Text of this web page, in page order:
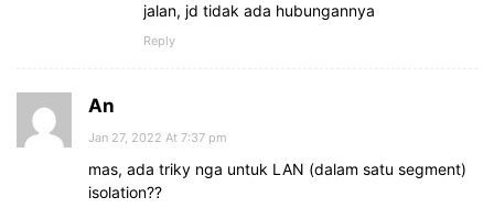
jalan, jd tidak ada hubungannya
Reply
An
Jan 27, 2022 At 7:37 pm
mas, ada triky nga untuk LAN (dalam satu segment)
isolation??